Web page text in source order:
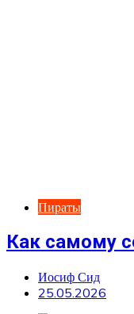
Пираты
Как самому
Иосиф Сид
25.05.2026